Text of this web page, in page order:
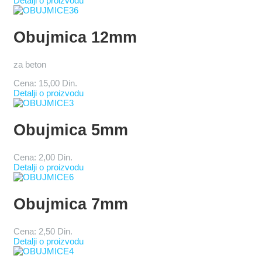
Obujmica 12mm
za beton
Cena: 15,00 Din.
Detalji o proizvodu
Obujmica 5mm
Cena: 2,00 Din.
Detalji o proizvodu
Obujmica 7mm
Cena: 2,50 Din.
Detalji o proizvodu